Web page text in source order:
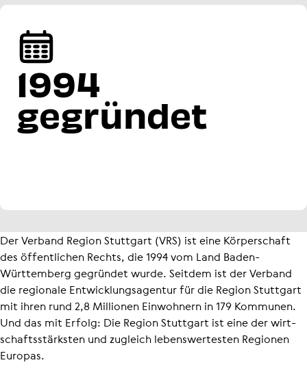
1994
gegründet
Der Verband Region Stuttgart (VRS) ist eine Körperschaft
des öffentlichen Rechts, die 1994 vom Land Baden-
Württemberg gegründet wurde. Seitdem ist der Verband
die regionale Entwick­lungs­agentur für die Region Stuttgart
mit ihren rund 2,8 Millionen Einwohnern in 179 Kommunen.
Und das mit Erfolg: Die Region Stuttgart ist eine der wirt­
schafts­stärksten und zugleich lebens­wer­testen Regionen
Europas.